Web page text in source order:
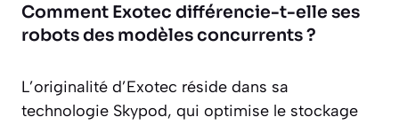
Comment Exotec différencie-t-elle ses
robots des modèles concurrents ?
L’originalité d’Exotec réside dans sa
technologie Skypod, qui optimise le stockage